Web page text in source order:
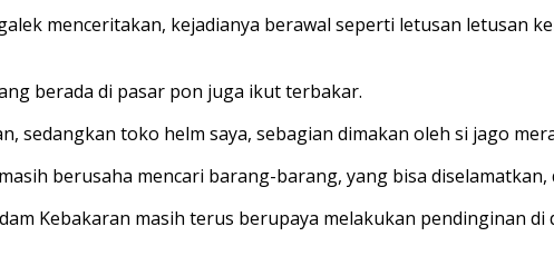
menceritakan, kejadianya berawal seperti letusan letusan
berada di pasar pon juga ikut terbakar.
sedangkan toko helm saya, sebagian dimakan oleh si jago
berusaha mencari barang-barang, yang bisa
Kebakaran masih terus berupaya melakukan pendinginan